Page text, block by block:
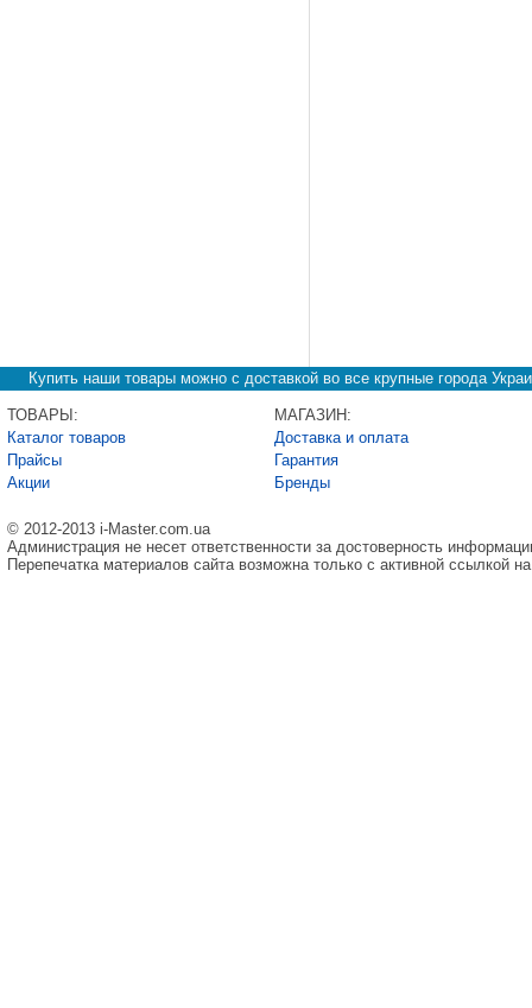
Купить наши товары можно с доставкой во все крупные города
ТОВАРЫ:
Каталог товаров
Прайсы
Акции
МАГАЗИН:
Доставка и оплата
Гарантия
Бренды
© 2012-2013 i-Master.com.ua
Администрация не несет ответственности за достоверность
Перепечатка материалов сайта возможна только с активной ссылкой